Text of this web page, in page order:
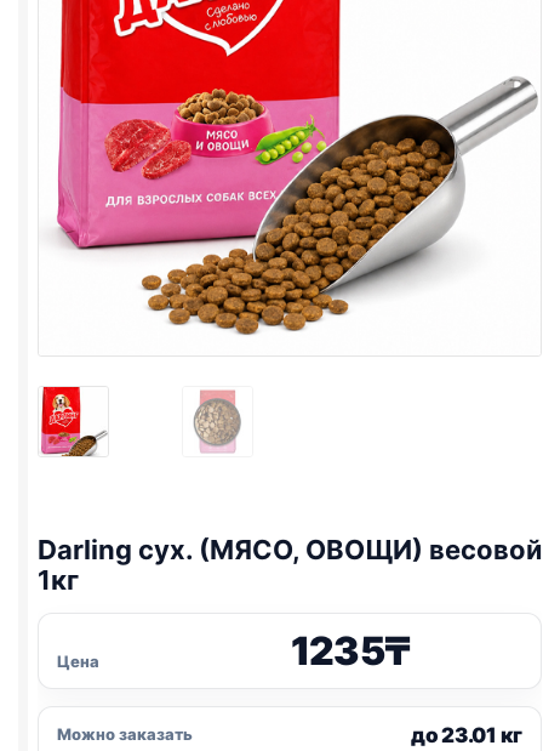
Darling сух. (МЯСО, ОВОЩИ) весовой
1кг
Цена 1235₸
Можно заказать до 23.01 кг